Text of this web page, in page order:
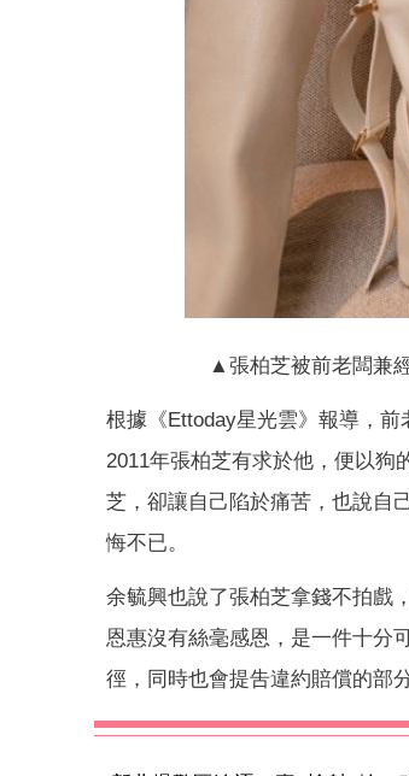
▲張柏芝被前老闆兼
根據《Ettoday星光雲》報導，
2011年張柏芝有求於他，便以狗
芝，卻讓自己陷於痛苦，也說自
悔不已。
余毓興也說了張柏芝拿錢不拍戲
恩惠沒有絲毫感恩，是一件十分
徑，同時也會提吿違約賠償的部